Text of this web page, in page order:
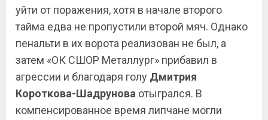
уйти от поражения, хотя в начале второго
тайма едва не пропустили второй мяч. Однако
пенальти в их ворота реализован не был, а
затем «ОК СШОР Металлург» прибавил в
агрессии и благодаря голу Дмитрия
Короткова-Шадрунова отыгрался. В
компенсированное время липчане могли